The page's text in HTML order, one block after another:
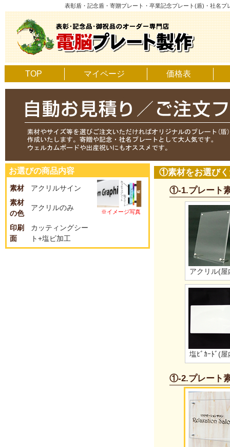
表彰盾・記念盾・寄贈プレート・卒業記念プレート(盾)・社名
TOP マイページ 価格表
①素材をお選びく
①-1.プレート
アクリル(屋
塩ﾋﾞｶｰﾄﾞ(屋
①-2.プレート
お選びの商品内容
素材
アクリルサイン
素材
の色
アクリルのみ
印刷
面
カッティングシー
ト+塩ビ加工
※イメージ写真